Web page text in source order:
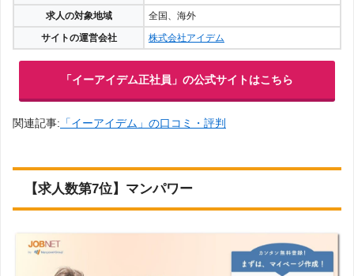
求人の対象地域
全国、海外
サイトの運営会社
株式会社アイデム
「イーアイデム正社員」の公式サイトはこちら
関連記事: 「イーアイデム」の口コミ・評判
【求人数第7位】マンパワー